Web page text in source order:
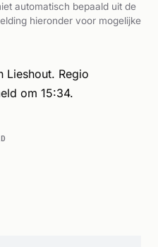
automatisch bepaald uit de
hieronder voor mogelijke
Lieshout. Regio
om 15:34.